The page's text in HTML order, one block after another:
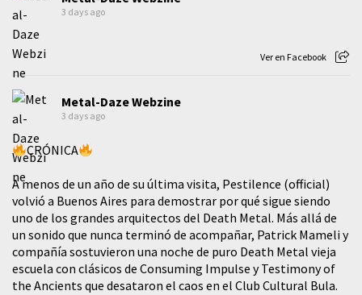
3 days ago
Ver en Facebook
Metal-Daze Webzine
3 days ago
CRÓNICA
A menos de un año de su última visita, Pestilence (official)
volvió a Buenos Aires para demostrar por qué sigue siendo
uno de los grandes arquitectos del Death Metal. Más allá de
un sonido que nunca terminó de acompañar, Patrick Mameli y
compañía sostuvieron una noche de puro Death Metal vieja
escuela con clásicos de Consuming Impulse y Testimony of
the Ancients que desataron el caos en el Club Cultural Bula.